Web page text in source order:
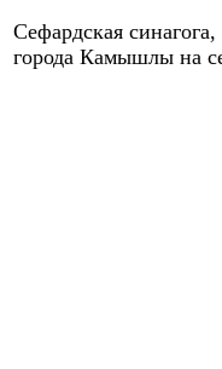
Сефардская
города Камышлы на